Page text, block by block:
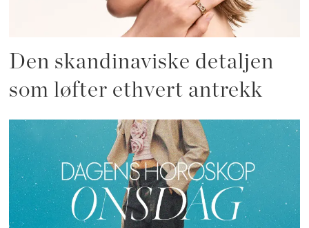
Den skandinaviske detaljen
som løfter ethvert antrekk